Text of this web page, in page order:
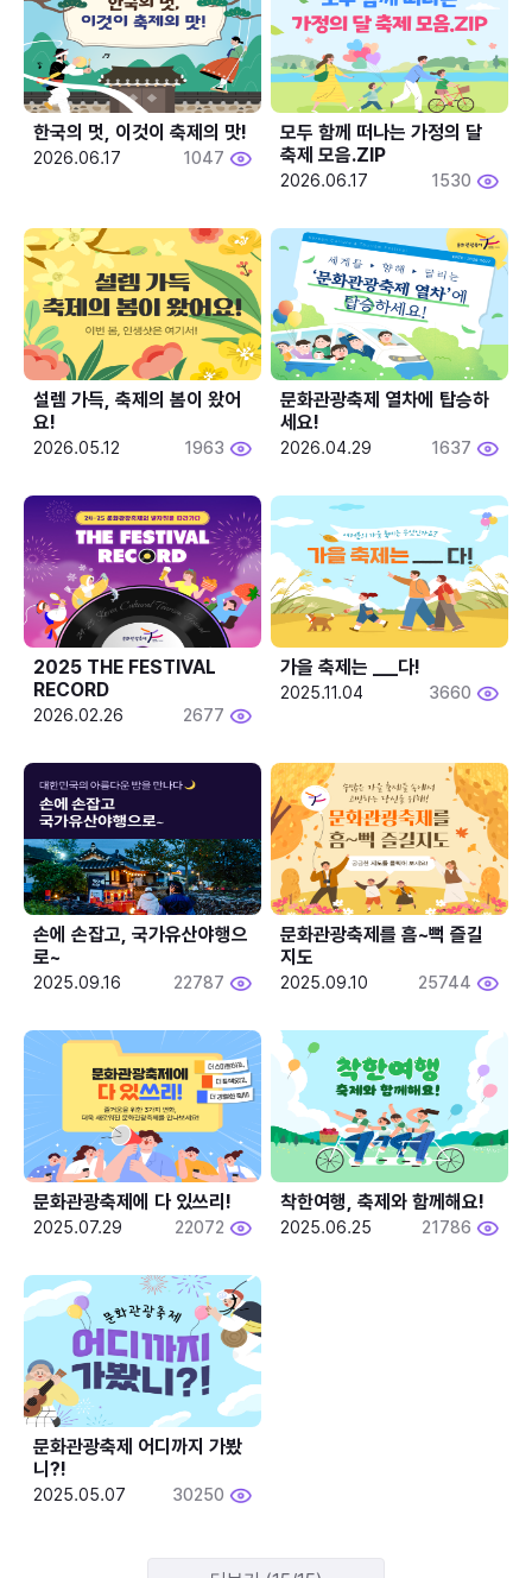
한국의 멋, 이것이 축제의 맛!
2026.06.17 1047
모두 함께 떠나는 가정의 달
축제 모음.ZIP
2026.06.17 1530
설렘 가득, 축제의 봄이 왔어
요!
2026.05.12 1963
문화관광축제 열차에 탑승하
세요!
2026.04.29 1637
2025 THE FESTIVAL
RECORD
2026.02.26 2677
2025.11.04 3660
손에 손잡고, 국가유산야행으
로~
2025.09.16 22787
문화관광축제를 흠~뻑 즐길
지도
2025.09.10 25744
문화관광축제에 다 있쓰리!
2025.07.29 22072
착한여행, 축제와 함께해요!
2025.06.25 21786
문화관광축제 어디까지 가봤
니?!
2025.05.07 30250